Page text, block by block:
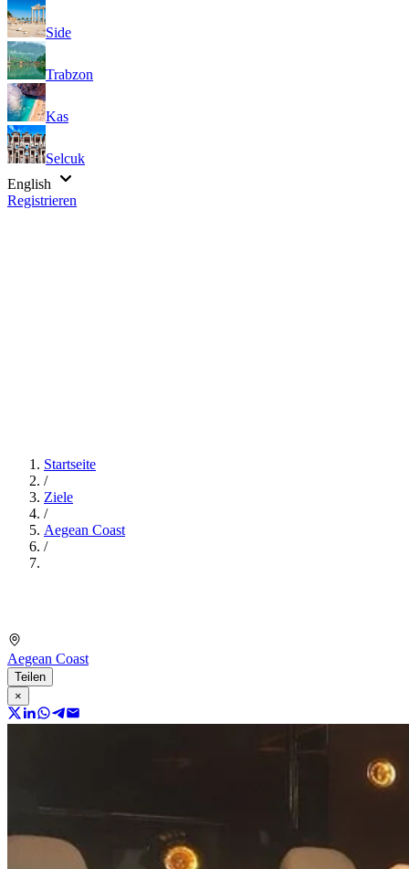
Side
Trabzon
Kas
Selcuk
English
Registrieren
Startseite
/
Ziele
/
Aegean Coast
/
Aegean Coast
Teilen
×